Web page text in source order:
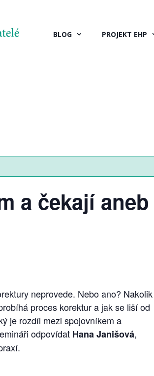
BLOG PROJEKT EHP
a čekají aneb
neprovede. Nebo ano? Nakolik
proces korektur a jak se liší od
je rozdíl mezi spojovníkem a
odpovídat Hana Janišová,